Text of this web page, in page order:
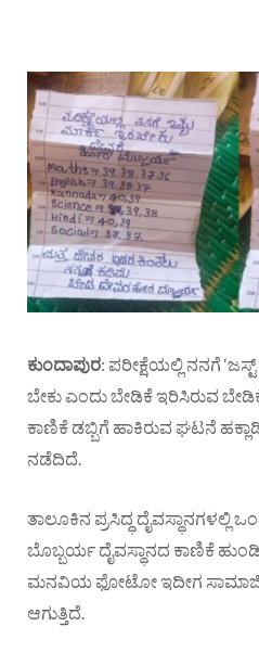
ಕುಂದಾಪುರ: ಪರೀಕ್ಷೆಯಲ್ಲಿ ನನಗೆ
ಬೇಕು ಎಂದು ಬೇಡಿಕೆ ಇರಿಸಿರುವ
ಕಾಣಿಕೆ ಡಬ್ಬಿಗೆ ಹಾಕಿರುವ ಘಟನೆ
ನಡೆದಿದೆ.
ತಾಲೂಕಿನ ಪ್ರಸಿದ್ಧ ದೈವಸ್ಥಾನಗಳಲ್ಲಿ
ಬೊಬ್ಬರ್ಯ ದೈವಸ್ಥಾನದ ಕಾಣಿಕೆ
ಮನವಿಯ ಫೋಟೋ ಇದೀಗ ಸಾಮಾಜಿಕ
ಆಗುತ್ತಿದೆ.